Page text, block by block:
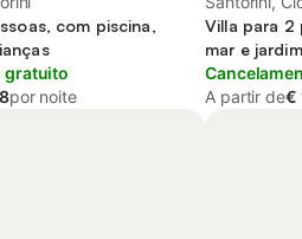
com piscina,
gratuito
por noite
Villa para 2
mar e
A partir de€